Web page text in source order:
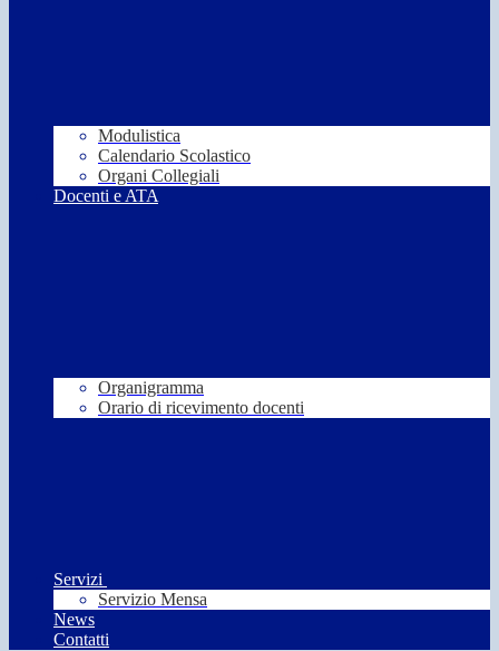
Modulistica
Calendario Scolastico
Organi Collegiali
Docenti e ATA
Organigramma
Orario di ricevimento docenti
Servizi
Servizio Mensa
News
Contatti